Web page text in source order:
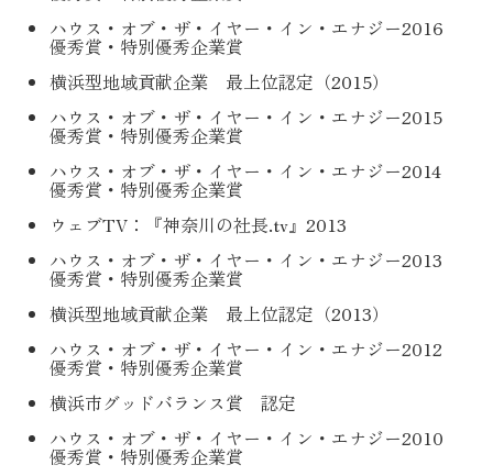
ハウス・オブ・ザ・イヤー・イン・エナジー2016
優秀賞・特別優秀企業賞
横浜型地域貢献企業 最上位認定（2015）
ハウス・オブ・ザ・イヤー・イン・エナジー2015
優秀賞・特別優秀企業賞
ハウス・オブ・ザ・イヤー・イン・エナジー2014
優秀賞・特別優秀企業賞
ウェブTV：『神奈川の社長.tv』2013
ハウス・オブ・ザ・イヤー・イン・エナジー2013
優秀賞・特別優秀企業賞
横浜型地域貢献企業 最上位認定（2013）
ハウス・オブ・ザ・イヤー・イン・エナジー2012
優秀賞・特別優秀企業賞
横浜市グッドバランス賞 認定
ハウス・オブ・ザ・イヤー・イン・エナジー2010
優秀賞・特別優秀企業賞